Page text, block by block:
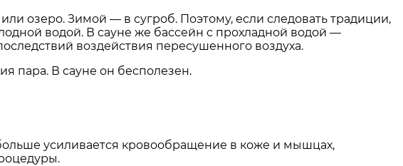
озеро. Зимой — в сугроб. Поэтому, если следовать традиции,
водой. В сауне же бассейн с прохладной водой —
воздействия пересушенного воздуха.
пара. В сауне он бесполезен.
усиливается кровообращение в коже и мышцах,